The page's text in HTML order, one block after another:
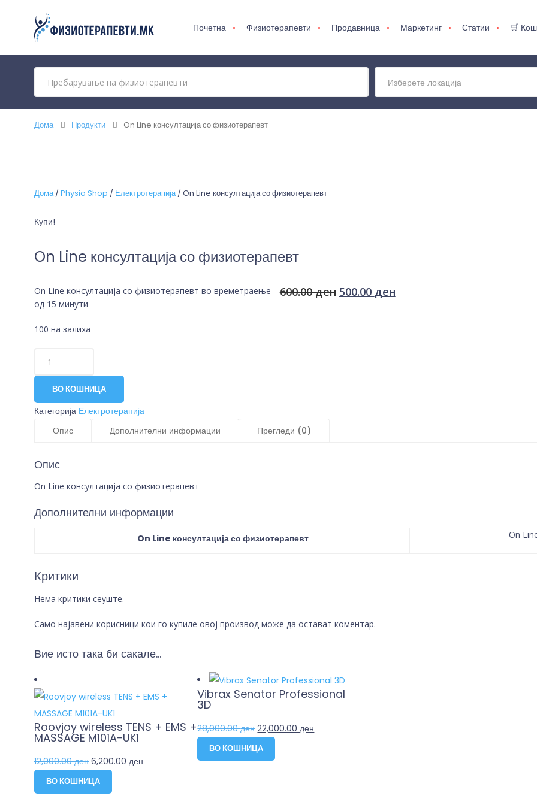
Почетна Физиотерапевти Продавница Маркетинг Статии 🛒
Изберете локација
Дома Продукти On Line консултација со физиотерапевт
Дома/Physio Shop / Електротерапија/ On Line консултација со физиотерапевт
Купи!
On Line консултација со физиотерапевт
600.00ден 500.00 ден
On Line консултација со физиотерапевт во времетраење
од 15 минути
100 на залиха
ВО КОШНИЦА
Категорија Електротерапија
Опис
Дополнителни информации Прегледи (0)
Опис
On Line консултација со физиотерапевт
Дополнителни информации
On Line консултација со физиотерапевт On
Критики
Нема критики сеуште.
Само најавени корисници кои го купиле овој производ може да остават коментар.
Вие исто така би сакале…
Roovjoy wireless TENS + EMS +
MASSAGE M101A-UK1
12,000.00ден 6,200.00 ден
ВО КОШНИЦА
Vibrax Senator Professional
3D
28,000.00ден 22,000.00ден
ВО КОШНИЦА